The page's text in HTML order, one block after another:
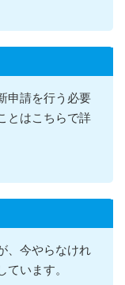
申請を行う必要
とはこちらで詳
、今やらなけれ
います。